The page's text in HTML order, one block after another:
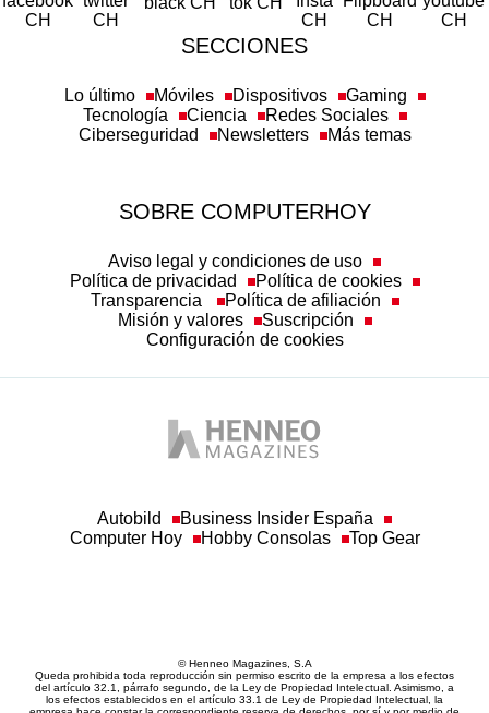
SECCIONES
Lo último Móviles Dispositivos
Gaming
Tecnología
Ciencia
Redes Sociales
Ciberseguridad
Newsletters Más temas
SOBRE COMPUTERHOY
Aviso legal y condiciones de uso
Política de privacidad
Política de cookies
Transparencia
Política de afiliación
Misión y valores
Suscripción
Configuración de cookies
Autobild
Business Insider España
Computer Hoy
Hobby Consolas Top Gear
© Henneo Magazines, S.A
Queda prohibida toda reproducción sin permiso escrito de la empresa a los efectos
del artículo 32.1, párrafo segundo, de la Ley de Propiedad Intelectual. Asimismo, a
los efectos establecidos en el artículo 33.1 de Ley de Propiedad Intelectual, la